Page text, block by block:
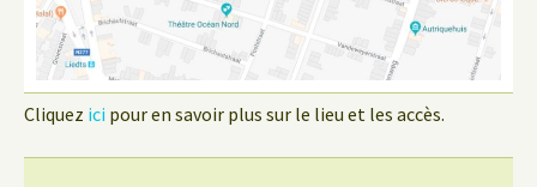
Cliquez ici pour en savoir plus sur le lieu et les accès.